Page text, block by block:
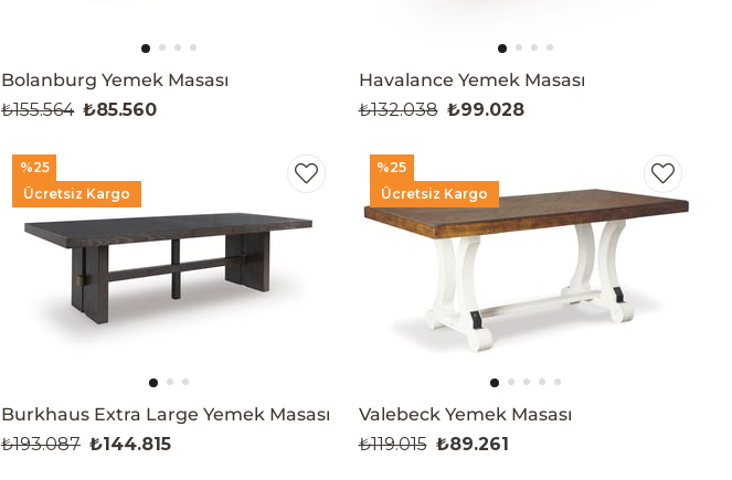
Bolanburg Yemek Masası
₺85.560
₺155.564
Havalance Yemek Masası
₺99.028
₺132.038
Burkhaus Extra Large Yemek Masası
₺144.815
₺193.087
Ücretsiz Kargo
%25
Valebeck Yemek Masası
₺89.261
₺119.015
Ücretsiz Kargo
%25